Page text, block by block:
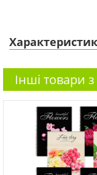
Інші товари